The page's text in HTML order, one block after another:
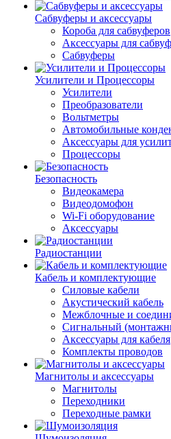
Сабвуферы и аксессуары
Короба для сабвуферов
Аксессуары для
Сабвуферы
Усилители и Процессоры
Усилители
Преобразователи
Вольтметры
Автомобильные
Аксессуары для
Процессоры
Безопасность
Видеокамера
Видеодомофон
Wi-Fi оборудование
Аксессуары
Радиостанции
Кабель и комплектующие
Силовые кабели
Акустический кабель
Межблочные и
Сигнальный
Аксессуары для кабеля
Комплекты проводов
Магнитолы и аксессуары
Магнитолы
Переходники
Переходные рамки